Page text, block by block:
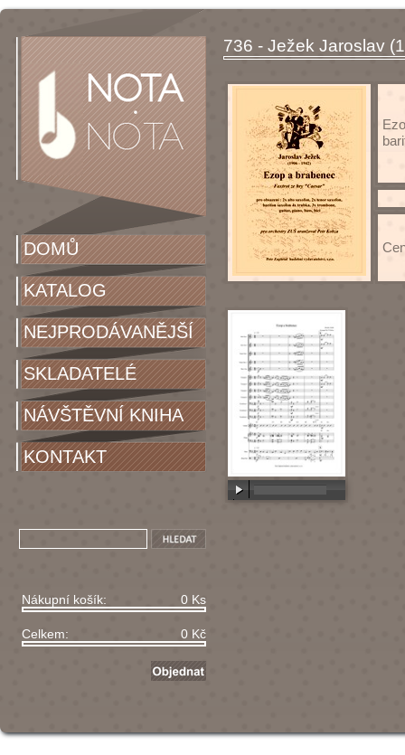
DOMŮ
KATALOG
NEJPRODÁVANĚJŠÍ
SKLADATELÉ
NÁVŠTĚVNÍ KNIHA
KONTAKT
Nákupní košík: 0 Ks
Celkem: 0 Kč
736 - Ježek Jaroslav